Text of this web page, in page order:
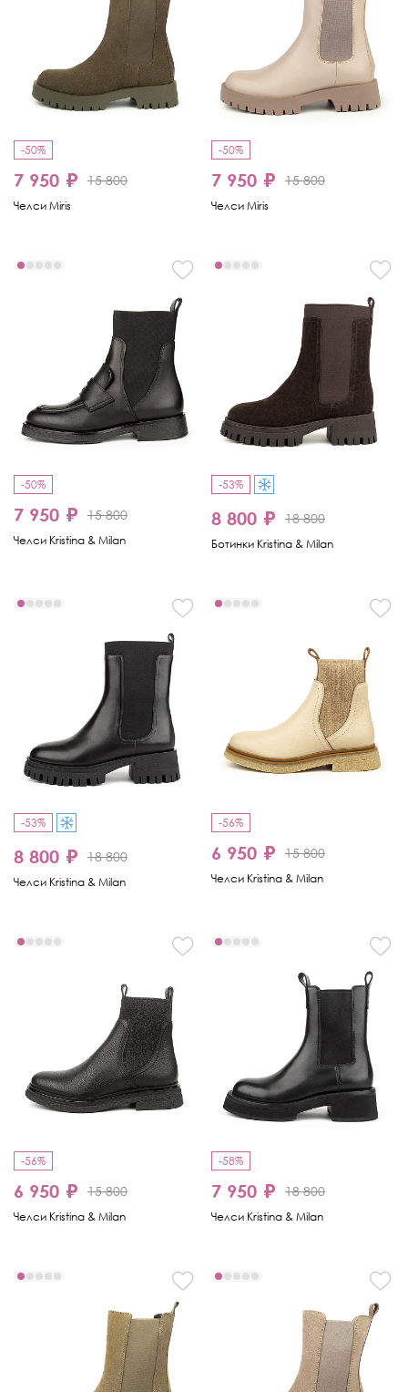
-50%
7 950 ₽ 15 800
Челси Miris
-50%
7 950 ₽ 15 800
Челси Miris
-50%
7 950 ₽ 15 800
Челси Kristina & Milan
-53%
8 800 ₽ 18 800
Ботинки Kristina & Milan
-53%
8 800 ₽ 18 800
Челси Kristina & Milan
-56%
6 950 ₽ 15 800
Челси Kristina & Milan
-56%
6 950 ₽ 15 800
Челси Kristina & Milan
-58%
7 950 ₽ 18 800
Челси Kristina & Milan